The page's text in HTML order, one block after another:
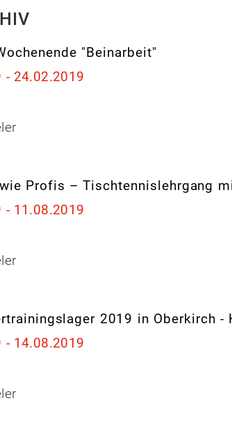
"Beinarbeit"
- 24.02.2019
Profis – Tischtennislehrgang
- 11.08.2019
2019 in Oberkirch -
- 14.08.2019